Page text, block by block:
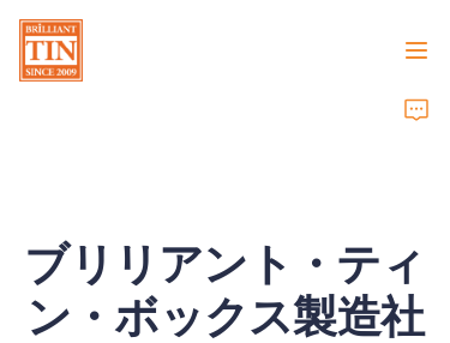
ブリリアント・ティ
ン・ボックス製造社
製品
顧客サービス